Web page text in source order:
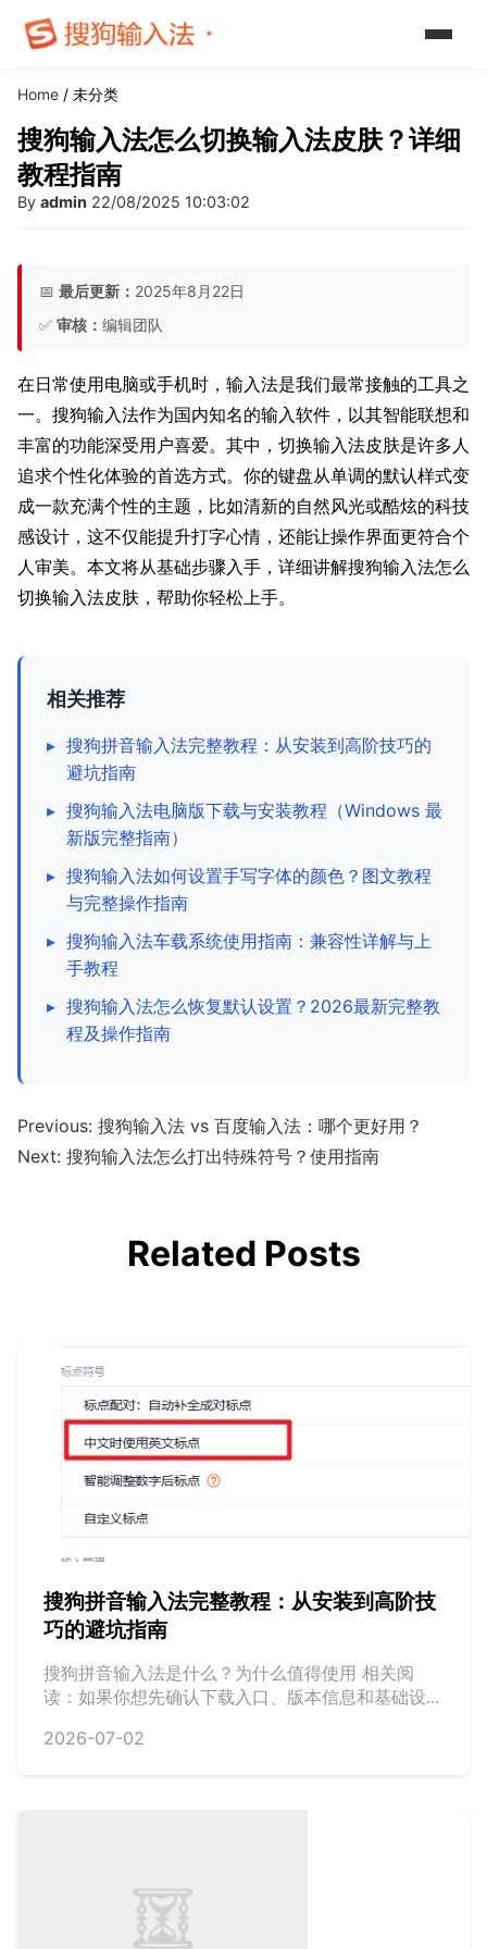
Home / 未分类
搜狗输入法怎么切换输入法皮肤？详细
教程指南
By admin 22/08/2025 10:03:02
📅 最后更新： 2025年8月22日
✅ 审核： 编辑团队
在日常使用电脑或手机时，输入法是我们最常接触的工具之
一。搜狗输入法作为国内知名的输入软件，以其智能联想和
丰富的功能深受用户喜爱。其中，切换输入法皮肤是许多人
追求个性化体验的首选方式。你的键盘从单调的默认样式变
成一款充满个性的主题，比如清新的自然风光或酷炫的科技
感设计，这不仅能提升打字心情，还能让操作界面更符合个
人审美。本文将从基础步骤入手，详细讲解搜狗输入法怎么
切换输入法皮肤，帮助你轻松上手。
相关推荐
▸ 搜狗拼音输入法完整教程：从安装到高阶技巧的
避坑指南
▸ 搜狗输入法电脑版下载与安装教程（Windows 最
新版完整指南）
▸ 搜狗输入法如何设置手写字体的颜色？图文教程
与完整操作指南
▸ 搜狗输入法车载系统使用指南：兼容性详解与上
手教程
▸ 搜狗输入法怎么恢复默认设置？2026最新完整教
程及操作指南
Previous: 搜狗输入法 vs 百度输入法：哪个更好用？
Next: 搜狗输入法怎么打出特殊符号？使用指南
Related Posts
搜狗拼音输入法完整教程：从安装到高阶技
巧的避坑指南
搜狗拼音输入法是什么？为什么值得使用 相关阅
读：如果你想先确认下载入口、版本信息和基础设...
2026-07-02